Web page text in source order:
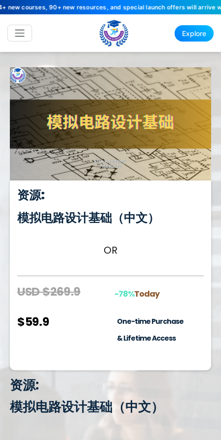
courses, 90+ new resources, and special launch offers will arrive with
Explore
资源:
模拟电路设计基础（中文）
资源:
模拟电路设计基础（中文）
OR
USD $269.9 -78%Today
$59.9
One-time Purchase
& Lifetime Access